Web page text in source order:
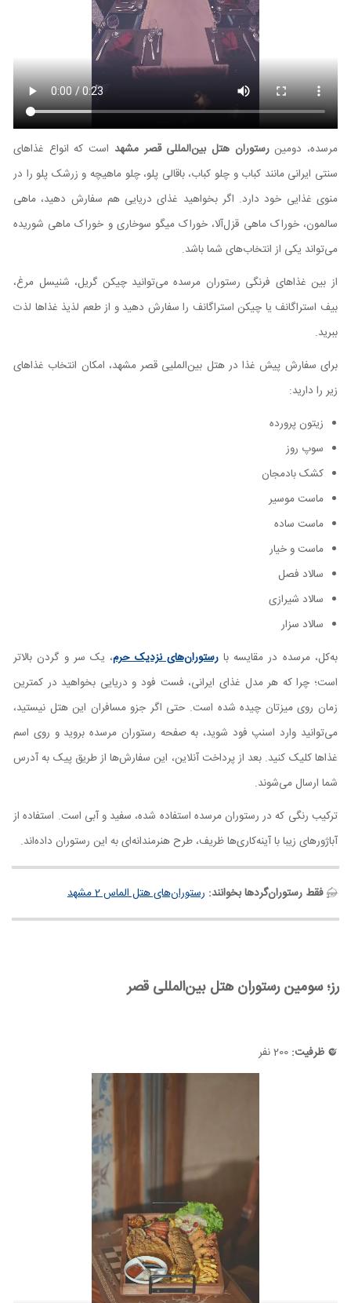
مرسده، دومینرستوران هتل بین‌المللی قصر مشهد است که انواع غذاهای
سنتی ایرانی مانند کباب و چلو کباب، باقالی پلو، چلو ماهیچه و زرشک پلو را در
منوی غذایی خود دارد. اگر بخواهید غذای دریایی هم سفارش دهید، ماهی
سالمون، خوراک ماهی قزل‌آلا، خوراک میگو سوخاری و خوراک ماهی شوریده
می‌تواند یکی از انتخاب‌های شما باشد.
از بین غذاهای فرنگی رستوران مرسده می‌توانید چیکن گریل، شنیسل مرغ،
بیف استراگانف یا چیکن استراگانف را سفارش دهید و از طعم لذیذ غذاها لذت
ببرید.
برای سفارش پیش غذا در هتل بین‌الملیی قصر مشهد، امکان انتخاب غذاهای
زیر را دارید:
زیتون پرورده
سوپ روز
کشک بادمجان
ماست موسیر
ماست ساده
ماست و خیار
سالاد فصل
سالاد شیرازی
سالاد سزار
به‌کل، مرسده در مقایسه با رستوران‌های نزدیک حرم، یک سر و گردن بالا‌تر
است؛ چرا که هر مدل غذای ایرانی، فست فود و دریایی بخواهید در کمترین
زمان روی میزتان چیده شده است. حتی اگر جزو مسافران این هتل نیستید،
می‌توانید وارد اسنپ فود شوید، به صفحه رستوران مرسده بروید و روی اسم
غذاها کلیک کنید. بعد از پرداخت آنلاین، این سفارش‌ها از طریق پیک به آدرس
شما ارسال می‌شوند.
ترکیب رنگی که در رستوران مرسده استفاده شده، سفید و آبی است. استفاده از
آباژورهای زیبا با آینه‌کاری‌ها ظریف، طرح هنرمندانه‌ای به این رستوران داده‌اند.
فقط رستوران‌گردها بخوانند: رستوران‌های هتل الماس 2 مشهد
رز؛ سومین رستوران هتل بین‌المللی قصر
ظرفیت: 200 نفر